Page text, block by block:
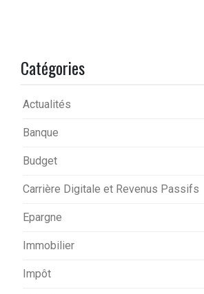
Catégories
Actualités
Banque
Budget
Carrière Digitale et Revenus Passifs
Epargne
Immobilier
Impôt